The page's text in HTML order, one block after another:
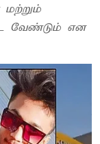
வேண்டும் என